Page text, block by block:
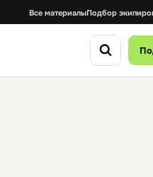
Все материалыПодбор